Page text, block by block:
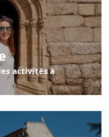
activités à